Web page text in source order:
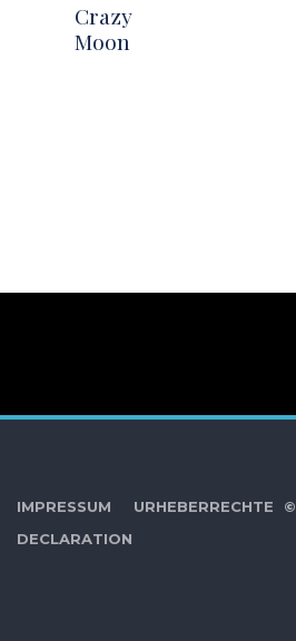
Crazy
Moon
IMPRESSUM URHEBERRECHTE ©
DECLARATION